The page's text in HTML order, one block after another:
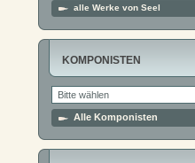
alle Werke von Seel
KOMPONISTEN
Alle Komponisten